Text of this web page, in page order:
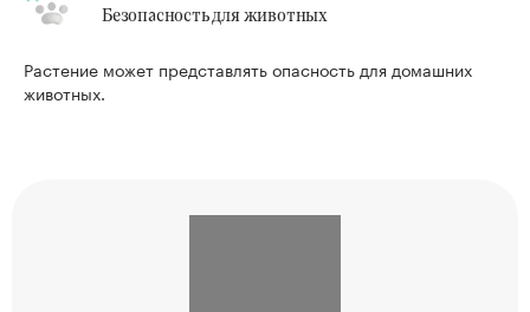
Безопасность для животных
Растение может представлять опасность для домашних
животных.